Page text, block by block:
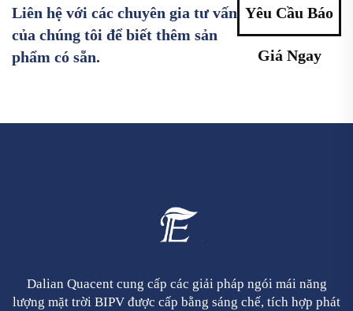
Liên hệ với các chuyên gia tư vấn
của chúng tôi để biết thêm sản
phẩm có sẵn.
Yêu Cầu Báo
Giá Ngay
Dalian Quacent cung cấp các giải pháp ngói mái năng
lượng mặt trời BIPV được cấp bằng sáng chế, tích hợp phát